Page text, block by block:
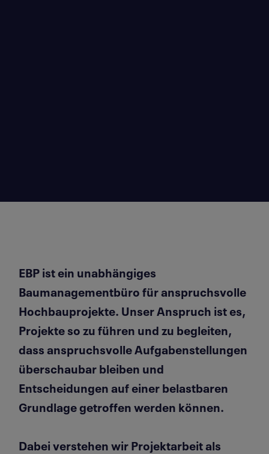
EBP ist ein unabhängiges
Baumanagementbüro für anspruchsvolle
Hochbauprojekte. Unser Anspruch ist es,
Projekte so zu führen und zu begleiten,
dass anspruchsvolle Aufgabenstellungen
überschaubar bleiben und
Entscheidungen auf einer belastbaren
Grundlage getroffen werden können.
Dabei verstehen wir Projektarbeit als